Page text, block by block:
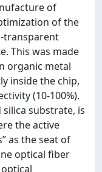
of
of the
transparent
This was made
organic metal
inside the chip,
(10-100%).
substrate, is
the active
as the seat of
optical fiber